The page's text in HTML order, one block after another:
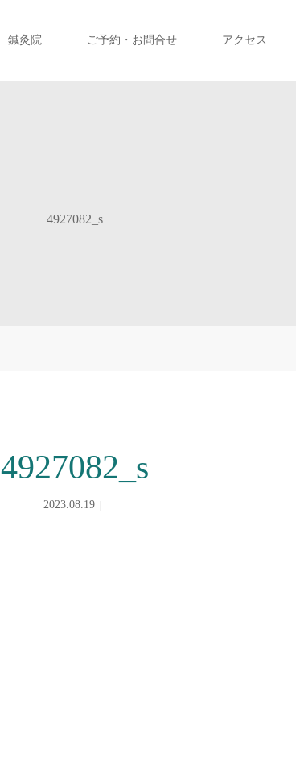
鍼灸院 ご予約・お問合せ アクセス
4927082_s
4927082_s
2023.08.19